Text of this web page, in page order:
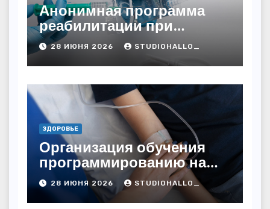
Анонимная программа
реабилитации при
алкогольной зависимости
с персональным
подходом и
лицензированными
врачами
28 ИЮНЯ 2026 STUDIOHALLO_
ЗДОРОВЬЕ
Организация обучения
программированию на
дому
28 ИЮНЯ 2026 STUDIOHALLO_